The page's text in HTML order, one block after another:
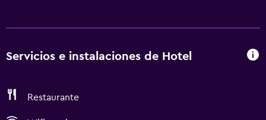
Servicios e instalaciones de Hotel
Restaurante